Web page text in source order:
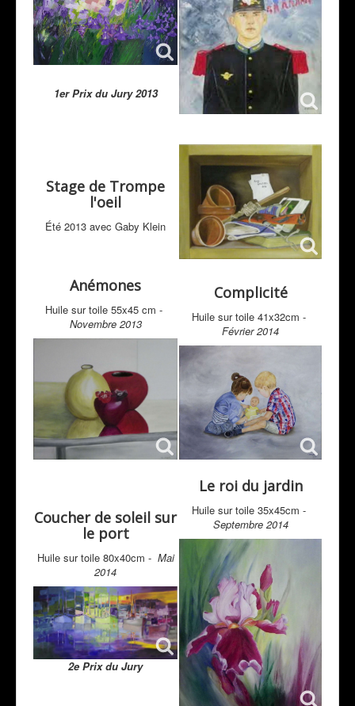
1er Prix du Jury 2013
Stage de Trompe
l'oeil
Été 2013 avec Gaby Klein
Anémones
Huile sur toile 55x45 cm -
Novembre 2013
Complicité
Huile sur toile 41x32cm -
Février 2014
Coucher de soleil sur
le port
Huile sur toile 80x40cm - Mai
2014
2e Prix du Jury
Le roi du jardin
Huile sur toile 35x45cm -
Septembre 2014